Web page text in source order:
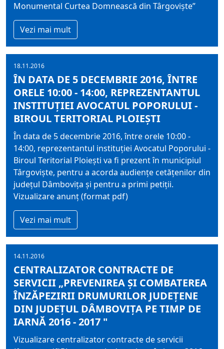
Monumental Curtea Domnească din Târgoviște”
Vezi mai mult
18.11.2016
ÎN DATA DE 5 DECEMBRIE 2016, ÎNTRE
ORELE 10:00 - 14:00, REPREZENTANTUL
INSTITUŢIEI AVOCATUL POPORULUI -
BIROUL TERITORIAL PLOIEŞTI
În data de 5 decembrie 2016, între orele 10:00 -
14:00, reprezentantul instituţiei Avocatul Poporului -
Biroul Teritorial Ploieşti va fi prezent în municipiul
Târgovişte, pentru a acorda audienţe cetăţenilor din
judeţul Dâmboviţa şi pentru a primi petiţii.
Vizualizare anunț (format pdf)
Vezi mai mult
14.11.2016
CENTRALIZATOR CONTRACTE DE
SERVICII „PREVENIREA ŞI COMBATEREA
ÎNZĂPEZIRII DRUMURILOR JUDEŢENE
DIN JUDEŢUL DÂMBOVIŢA PE TIMP DE
IARNĂ 2016 - 2017 "
Vizualizare centralizator contracte de servicii